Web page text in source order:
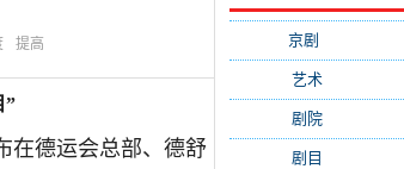
提高
”
在德运会总部、德舒
京剧
艺术
剧院
剧目